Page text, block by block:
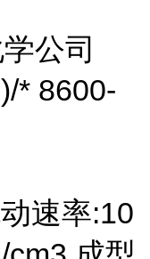
公司
* 8600-
速率:10